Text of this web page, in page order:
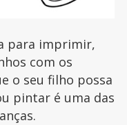
para imprimir,
com os
o seu filho possa
pintar é uma das